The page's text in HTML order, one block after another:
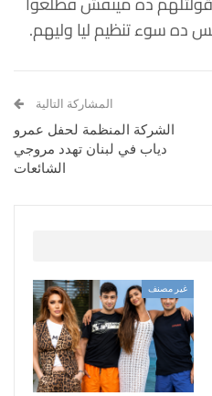
ده سوء تنظيم ليا وليهم.
المشاركة التالية
الشركة المنظمة لحفل عمرو
دياب في لبنان تهدد مروجي
الشائعات
غير مصنف